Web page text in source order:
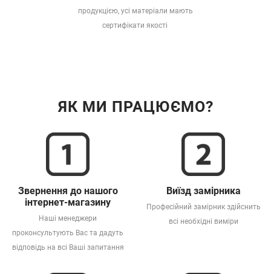
продукцією, усі матеріали мають
сертифікати якості
ЯК МИ ПРАЦЮЄМО?
Звернення до нашого
інтернет-магазину
Наші менеджери
проконсультують Вас та дадуть
відповідь на всі Ваші запитання
Виїзд замірника
Професійний замірник здійснить
всі необхідні виміри